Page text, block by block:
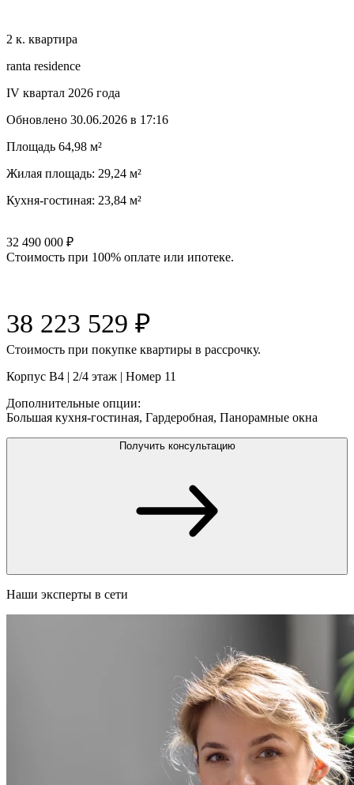
2 к. квартира
ranta residence
IV квартал 2026 года
Обновлено 30.06.2026 в 17:16
Площадь 64,98 м²
Жилая площадь: 29,24 м²
Кухня-гостиная: 23,84 м²
32 490 000 ₽
Стоимость при 100% оплате или ипотеке.
38 223 529 ₽
Cтоимость при покупке квартиры в рассрочку.
Корпус В4 | 2/4 этаж | Номер 11
Дополнительные опции:
Большая кухня-гостиная, Гардеробная, Панорамные окна
Получить консультацию
Наши эксперты в сети